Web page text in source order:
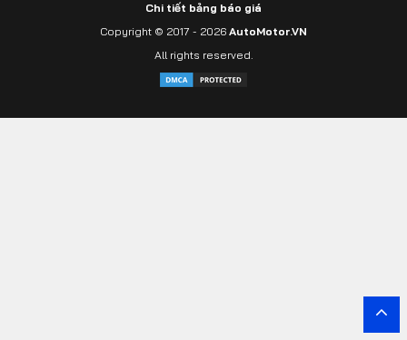
Chi tiết bảng báo giá
Copyright © 2017 - 2026 AutoMotor.VN
All rights reserved.